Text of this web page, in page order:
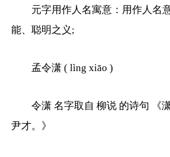
元字用作人名寓意：用作人名
能、聪明之义;
孟令潇 ( lìng xiāo )
令潇 名字取自 柳说 的诗句 《
尹才。》